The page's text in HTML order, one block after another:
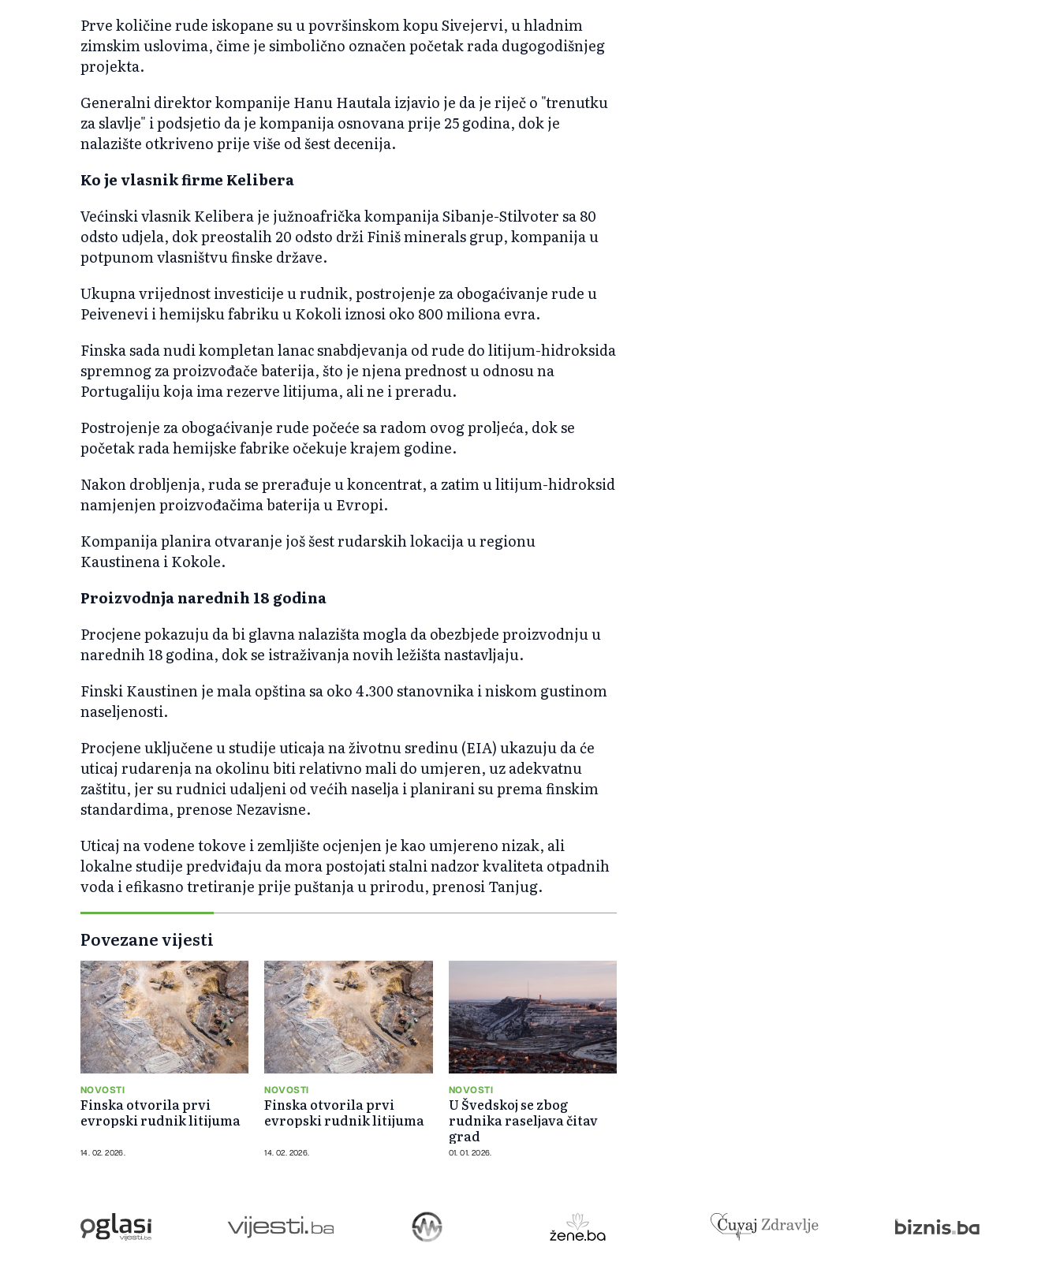
Prve količine rude iskopane su u površinskom kopu Sivejervi, u hladnim
zimskim uslovima, čime je simbolično označen početak rada dugogodišnjeg
projekta.
Generalni direktor kompanije Hanu Hautala izjavio je da je riječ o "trenutku
za slavlje" i podsjetio da je kompanija osnovana prije 25 godina, dok je
nalazište otkriveno prije više od šest decenija.
Ko je vlasnik firme Kelibera
Većinski vlasnik Kelibera je južnoafrička kompanija Sibanje-Stilvoter sa 80
odsto udjela, dok preostalih 20 odsto drži Finiš minerals grup, kompanija u
potpunom vlasništvu finske države.
Ukupna vrijednost investicije u rudnik, postrojenje za obogaćivanje rude u
Peivenevi i hemijsku fabriku u Kokoli iznosi oko 800 miliona evra.
Finska sada nudi kompletan lanac snabdjevanja od rude do litijum-hidroksida
spremnog za proizvođače baterija, što je njena prednost u odnosu na
Portugaliju koja ima rezerve litijuma, ali ne i preradu.
Postrojenje za obogaćivanje rude počeće sa radom ovog proljeća, dok se
početak rada hemijske fabrike očekuje krajem godine.
Nakon drobljenja, ruda se prerađuje u koncentrat, a zatim u litijum-hidroksid
namjenjen proizvođačima baterija u Evropi.
Kompanija planira otvaranje još šest rudarskih lokacija u regionu
Kaustinena i Kokole.
Proizvodnja narednih 18 godina
Procjene pokazuju da bi glavna nalazišta mogla da obezbjede proizvodnju u
narednih 18 godina, dok se istraživanja novih ležišta nastavljaju.
Finski Kaustinen je mala opština sa oko 4.300 stanovnika i niskom gustinom
naseljenosti.
Procjene uključene u studije uticaja na životnu sredinu (EIA) ukazuju da će
uticaj rudarenja na okolinu biti relativno mali do umjeren, uz adekvatnu
zaštitu, jer su rudnici udaljeni od većih naselja i planirani su prema finskim
standardima, prenose Nezavisne.
Uticaj na vodene tokove i zemljište ocjenjen je kao umjereno nizak, ali
lokalne studije predviđaju da mora postojati stalni nadzor kvaliteta otpadnih
voda i efikasno tretiranje prije puštanja u prirodu, prenosi Tanjug.
Povezane vijesti
NOVOSTI
Finska otvorila prvi
evropski rudnik litijuma
14. 02. 2026.
NOVOSTI
Finska otvorila prvi
evropski rudnik litijuma
14. 02. 2026.
NOVOSTI
U Švedskoj se zbog
rudnika raseljava čitav
grad
01. 01. 2026.